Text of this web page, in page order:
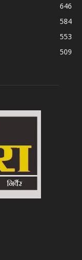
646
584
553
509